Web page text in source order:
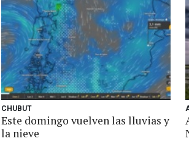
CHUBUT
Este domingo vuelven las lluvias y
la nieve